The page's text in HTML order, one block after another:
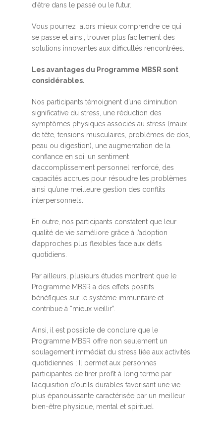
d’être dans le passé ou le futur.
Vous pourrez alors mieux comprendre ce qui
se passe et ainsi, trouver plus facilement des
solutions innovantes aux difficultés rencontrées.
Les avantages du Programme MBSR sont
considérables.
Nos participants témoignent d’une diminution
significative du stress, une réduction des
symptômes physiques associés au stress (maux
de tête, tensions musculaires, problèmes de dos,
peau ou digestion), une augmentation de la
confiance en soi, un sentiment
d’accomplissement personnel renforcé, des
capacités accrues pour résoudre les problèmes
ainsi qu’une meilleure gestion des conflits
interpersonnels.
En outre, nos participants constatent que leur
qualité de vie s’améliore grâce à l’adoption
d’approches plus flexibles face aux défis
quotidiens.
Par ailleurs, plusieurs études montrent que le
Programme MBSR a des effets positifs
bénéfiques sur le système immunitaire et
contribue à “mieux vieillir”.
Ainsi, il est possible de conclure que le
Programme MBSR offre non seulement un
soulagement immédiat du stress liée aux activités
quotidiennes ; Il permet aux personnes
participantes de tirer profit à long terme par
l’acquisition d’outils durables favorisant une vie
plus épanouissante caractérisée par un meilleur
bien-être physique, mental et spirituel.